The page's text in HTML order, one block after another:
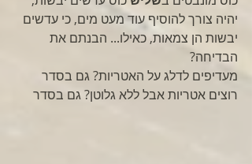
יהיה צורך להוסיף עוד מעט מים, כי עדשים
יבשות הן צמאות, כאילו... הבנתם את
הבדיחה?
מעדיפים לדלג על האטריות? גם בסדר
רוצים אטריות אבל ללא גלוטן? גם בסדר